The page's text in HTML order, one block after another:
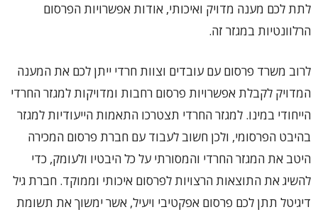
לתת לכם מענה מדויק ואיכותי, אודות אפשרויות הפרסום
הרלוונטיות במגזר זה.
לרוב משרד פרסום עם עובדים וצוות חרדי ייתן לכם את המענה
המדויק לקבלת אפשרויות פרסום רחבות ומדויקות למגזר החרדי
הייחודי במינו. למגזר החרדי תצטרכו התאמות הייעודיות למגזר
בהיבט הפרסומי, ולכן חשוב לעבוד עם חברת פרסום המכירה
היטב את המגזר החרדי והמסורתי על כל היבטיו ולעומק, כדי
להשיג את התוצאות הרצויות לפרסום איכותי וממוקד. חברת גיל
דיגיטל תתן לכם פרסום אפקטיבי ויעיל, אשר ימשוך את תשומת